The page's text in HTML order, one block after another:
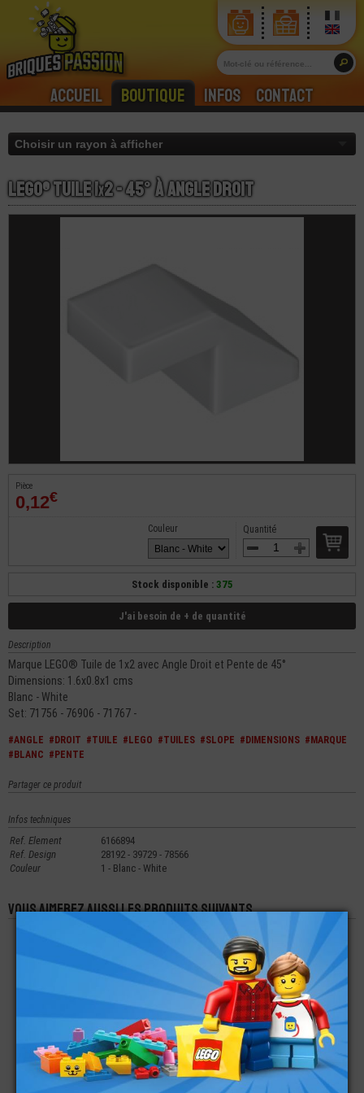
Accueil Boutique Infos Contact
LEGO® Tuile 1x2 - 45° à Angle Droit
Pièce
0,12€
Quantité
Couleur
Stock disponible : 375
J'ai besoin de + de quantité
Description
Marque LEGO® Tuile de 1x2 avec Angle Droit et Pente de 45°
Dimensions: 1.6x0.8x1 cms
Blanc - White
Set: 71756 - 76906 - 71767 -
#ANGLE #DROIT #TUILE #LEGO #TUILES #SLOPE #DIMENSIONS #MARQUE
#BLANC #PENTE
Partager ce produit
Infos techniques
Ref. Element
6166894
Ref. Design
28192 - 39729 - 78566
Couleur
1 - Blanc - White
Vous aimerez aussi les produits suivants
LEGO® TECHNIC
CARÉNAGE 2X5 CÔTÉ
DROIT N°21
1,79€
LEGO® TUILE LISSE
0,17€
LEGO® PLATE ANGLE
3X6
0,31
LEGO® TUILE
LEGO® PLATE RONDE
LEGO® TUILE LISSE